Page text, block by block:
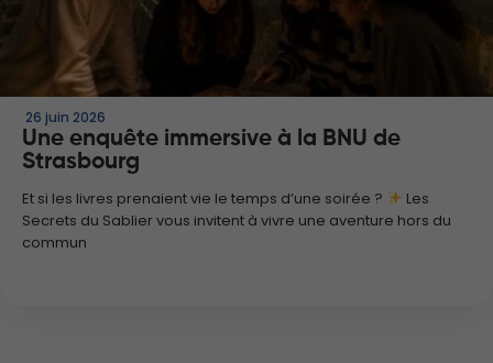
26 juin 2026
Une enquête immersive à la BNU de
Strasbourg
Et si les livres prenaient vie le temps d’une soirée ?
Les
Secrets du Sablier vous invitent à vivre une aventure hors du
commun